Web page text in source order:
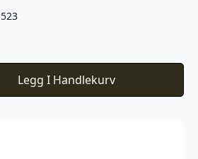
Legg I Handlekurv